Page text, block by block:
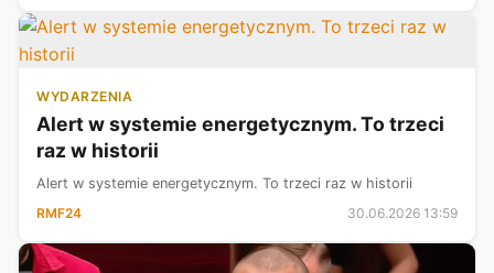
WYDARZENIA
Alert w systemie energetycznym. To trzeci
raz w historii
Alert w systemie energetycznym. To trzeci raz w historii
RMF24
30.06.2026 13:59